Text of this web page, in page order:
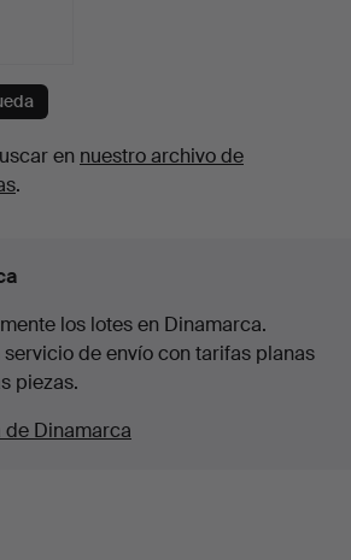
en nuestro archivo de
.
los lotes en Dinamarca.
de envío con tarifas planas
piezas.
Dinamarca